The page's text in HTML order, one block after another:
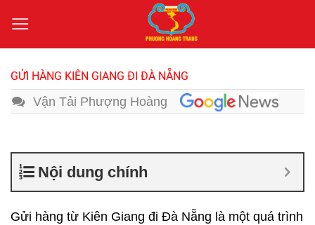
qua
nội
dung
GỬI HÀNG KIÊN GIANG ĐI ĐÀ NẴNG
Vận Tải Phượng Hoàng
Nội dung chính
Gửi hàng từ Kiên Giang đi Đà Nẵng là một quá trình